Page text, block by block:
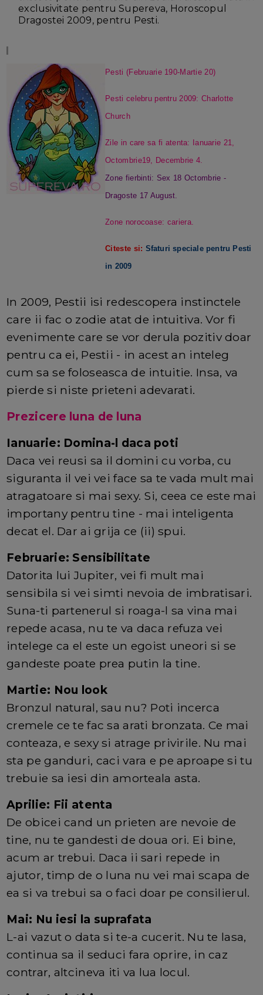
exclusivitate pentru Supereva, Horoscopul
Dragostei 2009, pentru Pesti.
Pesti (Februarie 190-Martie 20)
Pesti celebru pentru 2009: Charlotte
Church
Zile in care sa fi atenta: Ianuarie 21,
Octombrie19, Decembrie 4.
Zone fierbinti: Sex 18 Octombrie -
Dragoste 17 August.
Zone norocoase: cariera.
Citeste si: Sfaturi speciale pentru Pesti
in 2009
In 2009, Pestii isi redescopera instinctele
care ii fac o zodie atat de intuitiva. Vor fi
evenimente care se vor derula pozitiv doar
pentru ca ei, Pestii - in acest an inteleg
cum sa se foloseasca de intuitie. Insa, va
pierde si niste prieteni adevarati.
Prezicere luna de luna
Ianuarie: Domina-l daca poti
Daca vei reusi sa il domini cu vorba, cu
siguranta il vei vei face sa te vada mult mai
atragatoare si mai sexy. Si, ceea ce este mai
importany pentru tine - mai inteligenta
decat el. Dar ai grija ce (ii) spui.
Februarie: Sensibilitate
Datorita lui Jupiter, vei fi mult mai
sensibila si vei simti nevoia de imbratisari.
Suna-ti partenerul si roaga-l sa vina mai
repede acasa, nu te va daca refuza vei
intelege ca el este un egoist uneori si se
gandeste poate prea putin la tine.
Martie: Nou look
Bronzul natural, sau nu? Poti incerca
cremele ce te fac sa arati bronzata. Ce mai
conteaza, e sexy si atrage privirile. Nu mai
sta pe ganduri, caci vara e pe aproape si tu
trebuie sa iesi din amorteala asta.
Aprilie: Fii atenta
De obicei cand un prieten are nevoie de
tine, nu te gandesti de doua ori. Ei bine,
acum ar trebui. Daca ii sari repede in
ajutor, timp de o luna nu vei mai scapa de
ea si va trebui sa o faci doar pe consilierul.
Mai: Nu iesi la suprafata
L-ai vazut o data si te-a cucerit. Nu te lasa,
continua sa il seduci fara oprire, in caz
contrar, altcineva iti va lua locul.